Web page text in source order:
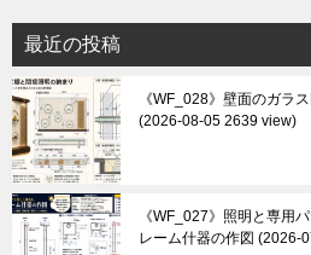
最近の投稿
《WF_028》壁面のガラ
2026-08-05 2639 view
《WF_027》照明と専用
レーム什器の作図
2026-